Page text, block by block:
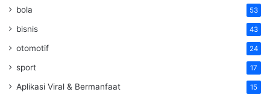
bola 53
bisnis 43
otomotif 24
sport 17
Aplikasi Viral & Bermanfaat 15